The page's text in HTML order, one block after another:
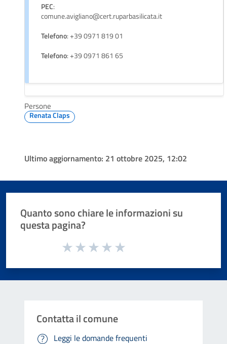
PEC:
comune.avigliano@cert.ruparbasilicata.it
Telefono: +39 0971 819 01
Telefono: +39 0971 861 65
Persone
Renata Claps
Ultimo aggiornamento: 21 ottobre 2025, 12:02
Quanto sono chiare le informazioni su
questa pagina?
Valuta da 1 a 5 stelle la pagina
Contatta il comune
Leggi le domande frequenti